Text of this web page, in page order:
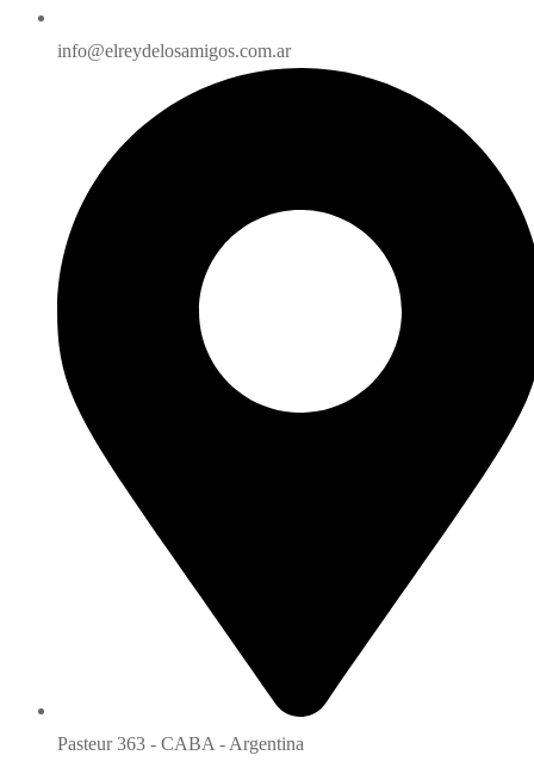
info@elreydelosamigos.com.ar
Pasteur 363 - CABA - Argentina